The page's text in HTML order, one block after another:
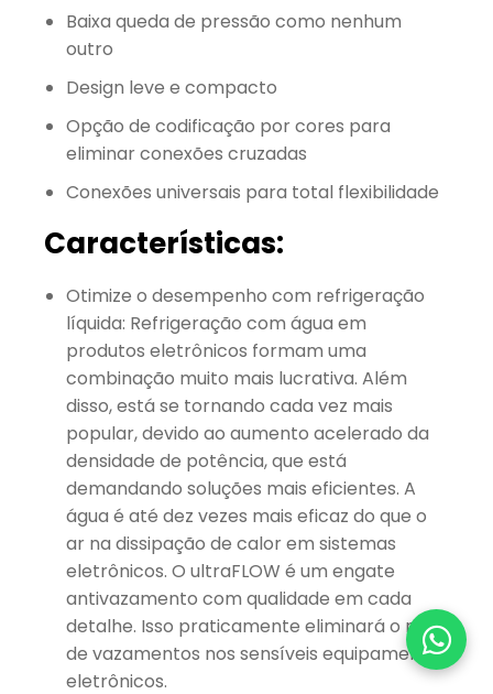
Baixa queda de pressão como nenhum
outro
Design leve e compacto
Opção de codificação por cores para
eliminar conexões cruzadas
Conexões universais para total flexibilidade
Características:
Otimize o desempenho com refrigeração
líquida: Refrigeração com água em
produtos eletrônicos formam uma
combinação muito mais lucrativa. Além
disso, está se tornando cada vez mais
popular, devido ao aumento acelerado da
densidade de potência, que está
demandando soluções mais eficientes. A
água é até dez vezes mais eficaz do que o
ar na dissipação de calor em sistemas
eletrônicos. O ultraFLOW é um engate
antivazamento com qualidade em cada
detalhe. Isso praticamente eliminará o risco
de vazamentos nos sensíveis equipamentos
eletrônicos.